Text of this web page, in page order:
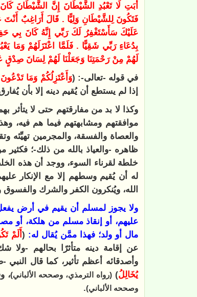
أَبَتِ لَا تَعْبُدِ الشَّيْطَانَ إِنَّ الشَّيْطَانَ
فَتَكُونَ لِلشَّيْطَانِ وَلِيًّا . قَالَ أَرَاغِبٌ أَنْتَ
عَلَيْكَ سَأَسْتَغْفِرُ لَكَ رَبِّي إِنَّهُ كَانَ بِي
بِدُعَاءِ رَبِّي شَقِيًّا . فَلَمَّا اعْتَزَلَهُمْ وَمَا
لَهُمْ مِنْ رَحْمَتِنَا وَجَعَلْنَا لَهُمْ لِسَانَ صِدْقٍ
في قوله -تعالى-: (وَأَعْتَزِلُكُمْ وَمَا
إذا لم يستطع أن يُقيم دينه إلا بأن
وكذا لا بد من مفارقتهم حتى لا
موافقتهم ومشابهتهم فيما هم فيه،
والعصاة والفسقة، والمجرمين تهيِّئه
ظاهره -والعياذ بالله من ذلك-؛
خلطة لقرناء السوء، ووجد أن هذه
له أن يُقيم وسطهم إلا مع الإنكار
الله، ويُنكرون الكفر والشرك والفسوق
ولا يجوز لمسلم أن يقيم في أرض
عليهم، أو إنقاذ مسلم من هلكة، أو
مال أو ولد؛ فهذا ممَّن يُقال له: ( أَلَمْ
عن إقامة دينه متأثرًا بحالهم -ولا
وأصدقائه أعظم تأثير، كما قال
يُخَالِلُ) (رواه الترمذي، وصححه الألباني)،
وصححه الألباني).